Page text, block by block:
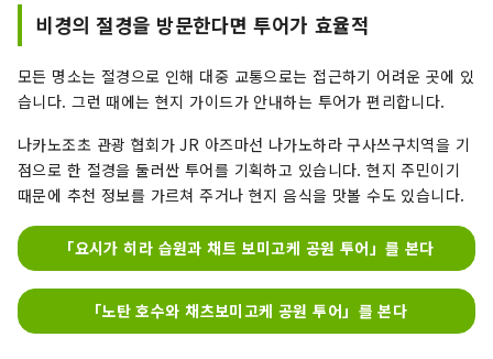
비경의 절경을 방문한다면 투어가 효율적
모든 명소는 절경으로 인해 대중 교통으로는 접근하기 어려운 곳에 있
습니다. 그런 때에는 현지 가이드가 안내하는 투어가 편리합니다.
나카노조초 관광 협회가 JR 아즈마선 나가노하라 구사쓰구치역을 기
점으로 한 절경을 둘러싼 투어를 기획하고 있습니다. 현지 주민이기
때문에 추천 정보를 가르쳐 주거나 현지 음식을 맛볼 수도 있습니다.
「요시가 히라 습원과 채트 보미고케 공원 투어」를 본다
「노탄 호수와 채츠보미고케 공원 투어」를 본다